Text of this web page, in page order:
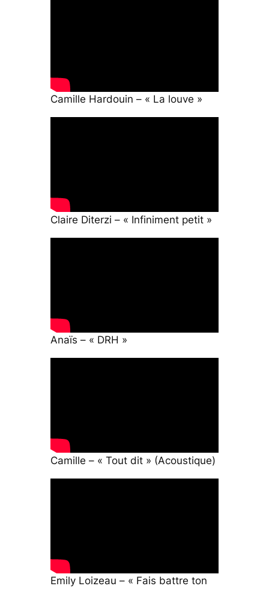
Camille Hardouin – « La louve »
Claire Diterzi – « Infiniment petit »
Anaïs – « DRH »
Camille – « Tout dit » (Acoustique)
Emily Loizeau – « Fais battre ton